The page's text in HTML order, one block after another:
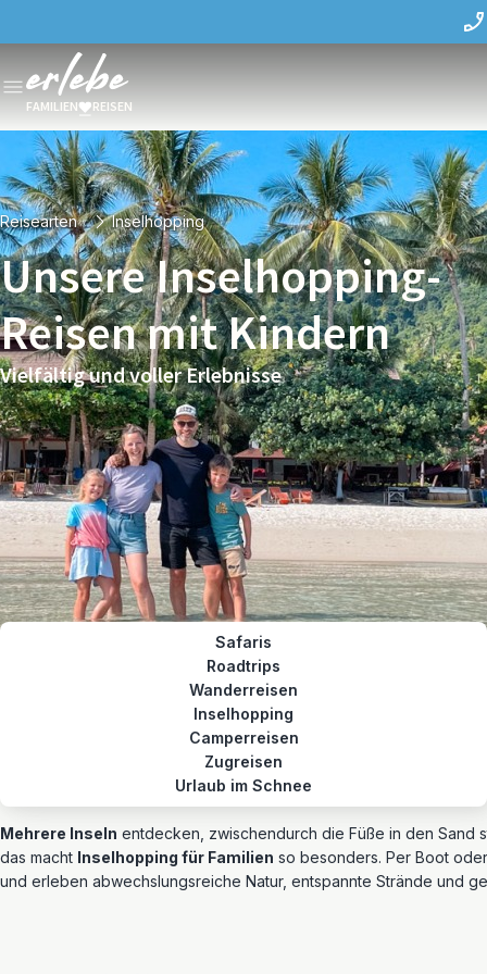
FAMILIEN REISEN
Reisearten Inselhopping
Unsere Inselhopping-
Reisen mit Kindern
Vielfältig und voller Erlebnisse
Safaris
Roadtrips
Wanderreisen
Inselhopping
Camperreisen
Zugreisen
Urlaub im Schnee
Mehrere Inseln entdecken, zwischendurch die Füße in den Sand
das macht Inselhopping für Familien so besonders. Per Boot
und erleben abwechslungsreiche Natur, entspannte Strände und